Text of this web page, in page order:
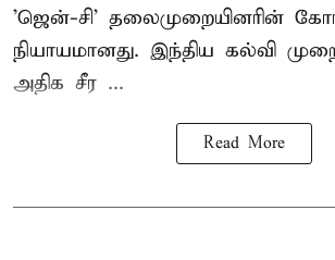
'ஜென்-சி' தலைமுறையினரின்
நியாயமானது. இந்திய கல்வி
அதிக சீர ...
Read More